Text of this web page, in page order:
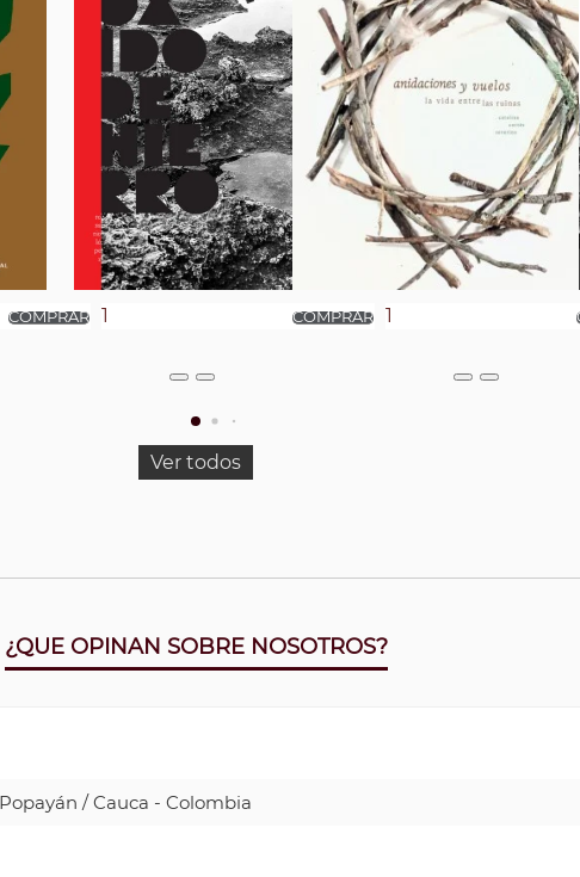
Ver todos
¿QUE OPINAN SOBRE NOSOTROS?
/ Cauca - Colombia